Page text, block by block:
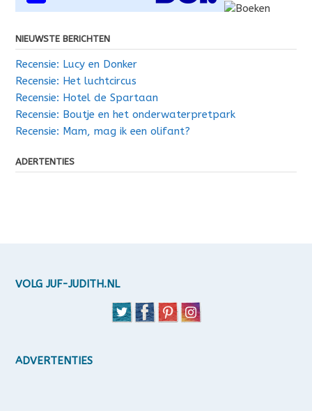
NIEUWSTE BERICHTEN
Recensie: Lucy en Donker
Recensie: Het luchtcircus
Recensie: Hotel de Spartaan
Recensie: Boutje en het onderwaterpretpark
Recensie: Mam, mag ik een olifant?
ADERTENTIES
VOLG JUF-JUDITH.NL
ADVERTENTIES